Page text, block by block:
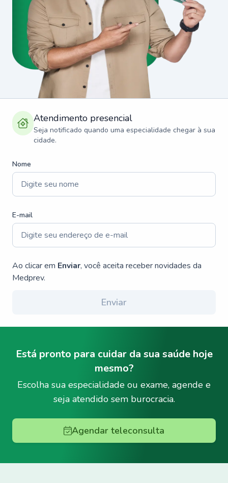
Atendimento presencial
Seja notificado quando uma especialidade chegar à sua
cidade.
Nome
E-mail
Ao clicar em Enviar, você aceita receber novidades da
Medprev.
Enviar
Está pronto para cuidar da sua saúde hoje
mesmo?
Escolha sua especialidade ou exame, agende e
seja atendido sem burocracia.
Agendar teleconsulta